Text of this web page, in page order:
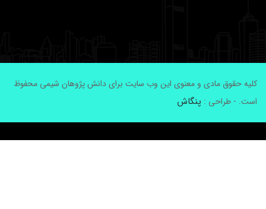
حقوق مادی و معنوی این وب سایت برای دانش پژوهان شیمی محفوظ
- طراحی :پنگاش